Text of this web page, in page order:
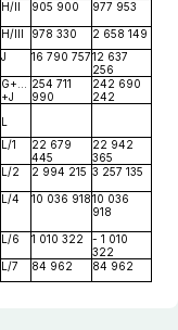
H/II 905 900 977 953
H/III 978 330
2 658 149
J 16 790 75712 637
256
G+...
+J
254 711
990
242 690
242
L
L/1
22 679
445
22 942
365
L/2 2 994 215 3 257 135
L/4 10 036 91810 036
918
L/6 1 010 322
- 1 010
322
L/7 84 962 84 962